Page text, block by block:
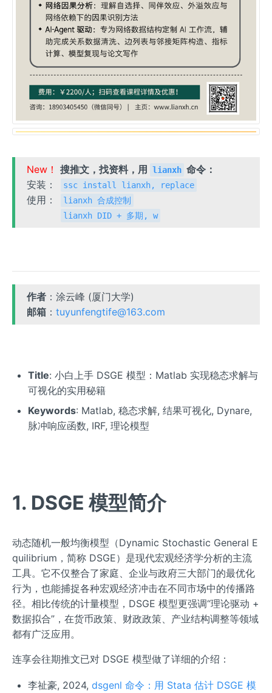
New！ 搜推文，找资料，用 lianxh 命令：
安装：
ssc install lianxh, replace
使用：
lianxh 合成控制
lianxh DID + 多期, w
作者 ：涂云峰 (厦门大学)
邮箱 ：tuyunfengtife@163.com
Title: 小白上手 DSGE 模型：Matlab 实现稳态求解与
可视化的实用秘籍
Keywords: Matlab, 稳态求解, 结果可视化, Dynare,
脉冲响应函数, IRF, 理论模型
1. DSGE 模型简介
动态随机一般均衡模型（Dynamic Stochastic General E
quilibrium，简称 DSGE）是现代宏观经济学分析的主流
工具。它不仅整合了家庭、企业与政府三大部门的最优化
行为，也能捕捉各种宏观经济冲击在不同市场中的传播路
径。相比传统的计量模型，DSGE 模型更强调“理论驱动 +
数据拟合”，在货币政策、财政政策、产业结构调整等领域
都有广泛应用。
连享会往期推文已对 DSGE 模型做了详细的介绍：
李祉豪, 2024, dsgenl 命令：用 Stata 估计 DSGE 模